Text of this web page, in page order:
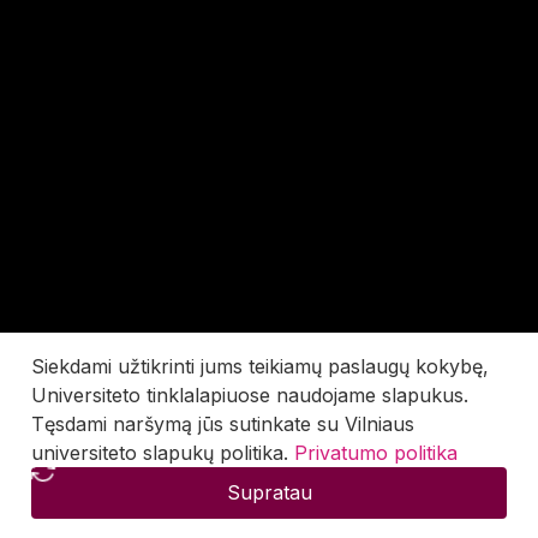
Siekdami užtikrinti jums teikiamų paslaugų kokybę,
Universiteto tinklalapiuose naudojame slapukus.
Tęsdami naršymą jūs sutinkate su Vilniaus
universiteto slapukų politika. Privatumo politika
Supratau